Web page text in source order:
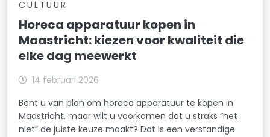
CULTUUR
Horeca apparatuur kopen in
Maastricht: kiezen voor kwaliteit die
elke dag meewerkt
14 februari 2026
Bent u van plan om horeca apparatuur te kopen in
Maastricht, maar wilt u voorkomen dat u straks “net
niet” de juiste keuze maakt? Dat is een verstandige